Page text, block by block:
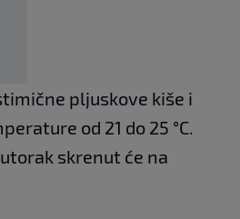
pljuskove kiše i
od 21 do 25 °C.
skrenut će na